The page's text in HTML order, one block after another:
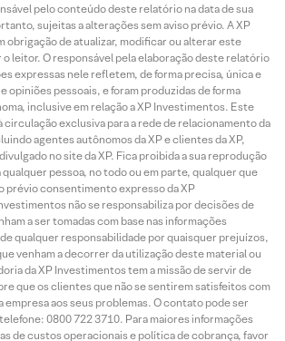
pelo conteúdo deste relatório na data de sua
sujeitas a alterações sem aviso prévio. A XP
obrigação de atualizar, modificar ou alterar este
leitor. O responsável pela elaboração deste relatório
expressas nele refletem, de forma precisa, única e
opiniões pessoais, e foram produzidas de forma
inclusive em relação a XP Investimentos. Este
circulação exclusiva para a rede de relacionamento da
agentes autônomos da XP e clientes da XP,
no site da XP. Fica proibida a sua reprodução
pessoa, no todo ou em parte, qualquer que
prévio consentimento expresso da XP
não se responsabiliza por decisões de
a ser tomadas com base nas informações
qualquer responsabilidade por quaisquer prejuízos,
venham a decorrer da utilização deste material ou
da XP Investimentos tem a missão de servir de
que os clientes que não se sentirem satisfeitos com
empresa aos seus problemas. O contato pode ser
0800 722 3710. Para maiores informações
de custos operacionais e política de cobrança, favor